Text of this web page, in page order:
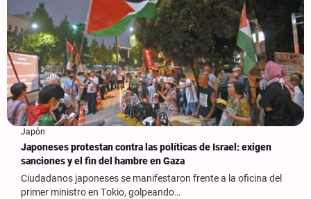
Japón
Japoneses protestan contra las políticas de Israel: exigen
sanciones y el fin del hambre en Gaza
Ciudadanos japoneses se manifestaron frente a la oficina del
primer ministro en Tokio, golpeando…